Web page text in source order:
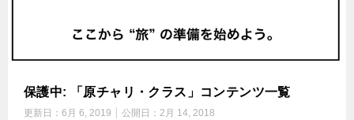
保護中: 「原チャリ・クラス」コンテンツ一覧
更新日： 6月 6, 2019 公開日： 2月 14, 2018